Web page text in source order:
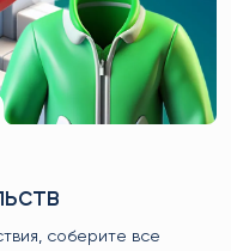
соберите все